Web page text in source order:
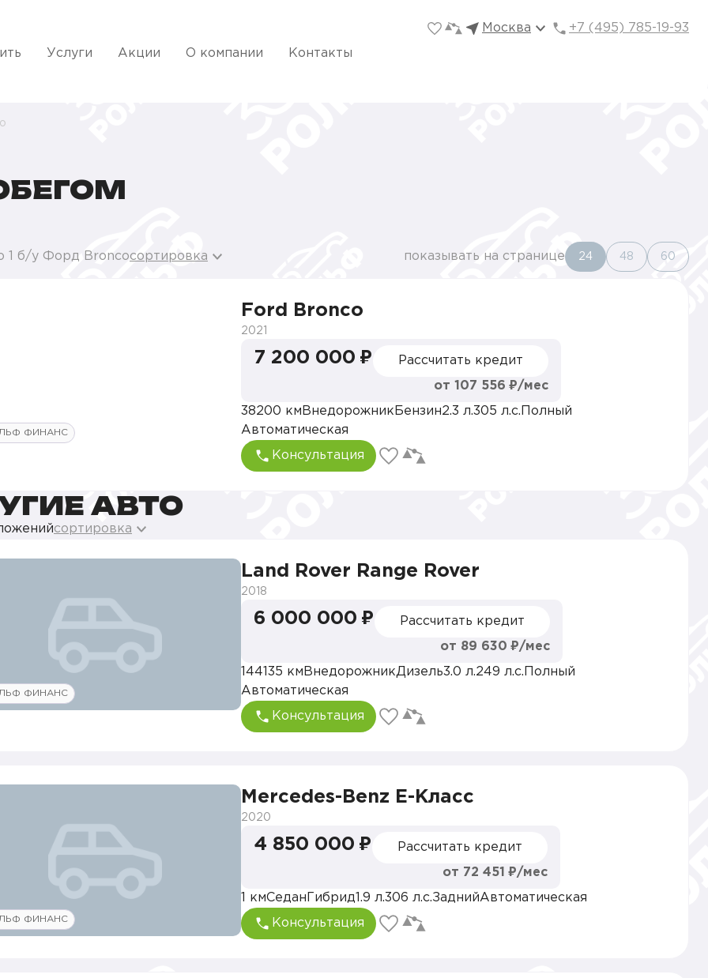
Москва +7 (495) 785-19-93
Услуги Акции О компании Контакты
1 б/у Форд Broncoсортировка показывать на странице 24 48 60
ФИНАНС
Ford Bronco
2021
7 200 000 ₽ Рассчитать кредит
от 107 556 ₽/мес
38200 км Внедорожник Бензин2.3 л.305 л.с. Полный
Автоматическая
Консультация
АВТО
сортировка
ФИНАНС
Land Rover Range Rover
2018
6 000 000 ₽ Рассчитать кредит
от 89 630 ₽/мес
144135 км ВнедорожникДизель3.0 л.249 л.с. Полный
Автоматическая
Консультация
ФИНАНС
Mercedes-Benz E-Класс
2020
4 850 000 ₽ Рассчитать кредит
от 72 451 ₽/мес
1 кмСедан Гибрид 1.9 л.306 л.с.ЗаднийАвтоматическая
Консультация